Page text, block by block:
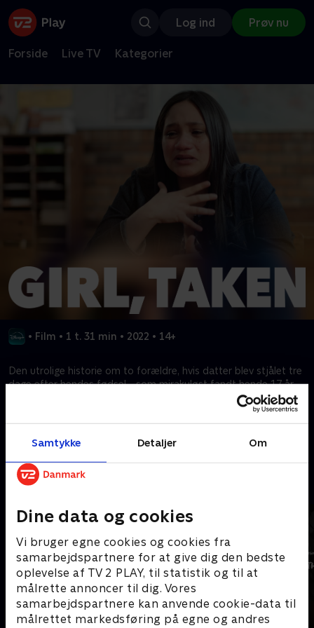
Samtykke Detaljer Om
Dine data og cookies
Vi bruger egne cookies og cookies fra
samarbejdspartnere for at give dig den bedste
oplevelse af TV 2 PLAY, til statistik og til at
målrette annoncer til dig. Vores
samarbejdspartnere kan anvende cookie-data til
målrettet markedsføring på egne og andres
Log ind Prøv nu
Forside Live TV Kategorier
• Film • 1 t. 31 min • 2022 • 14+
Den utrolige historie om to forældre, hvis datter blev stjålet tre
dage efter hendes fødsel - som mirakuløst fandt hende 17 år
Kræver tilkøb
Mere indhold fra Disney+